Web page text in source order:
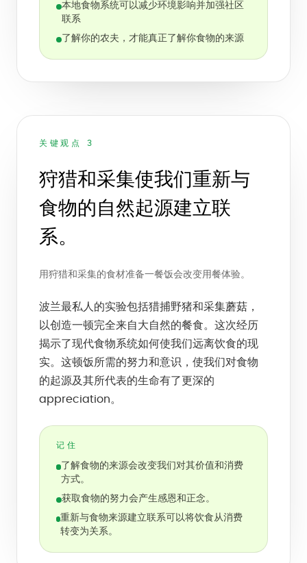
本地食物系统可以减少环境影响并加强社区
联系
了解你的农夫，才能真正了解你食物的来源
关键观点 3
狩猎和采集使我们重新与
食物的自然起源建立联
系。
用狩猎和采集的食材准备一餐饭会改变用餐体验。
波兰最私人的实验包括猎捕野猪和采集蘑菇，
以创造一顿完全来自大自然的餐食。这次经历
揭示了现代食物系统如何使我们远离饮食的现
实。这顿饭所需的努力和意识，使我们对食物
的起源及其所代表的生命有了更深的
appreciation。
记住
了解食物的来源会改变我们对其价值和消费
方式。
获取食物的努力会产生感恩和正念。
重新与食物来源建立联系可以将饮食从消费
转变为关系。